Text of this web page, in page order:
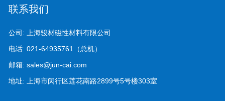
联系我们
公司:
上海骏材磁性材料有限公司
电话:021-64935761（总机）
邮箱:sales@jun-cai.com
地址:
上海市闵行区莲花南路2899号5号楼303室